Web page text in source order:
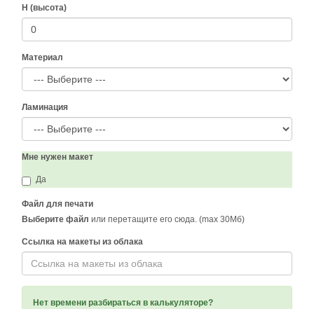
H (высота)
Материал
Ламинация
Мне нужен макет
Да
Файл для печати
Выберите файл или перетащите его сюда. (max 30Мб)
Ссылка на макеты из облака
Нет времени разбираться в калькуляторе?